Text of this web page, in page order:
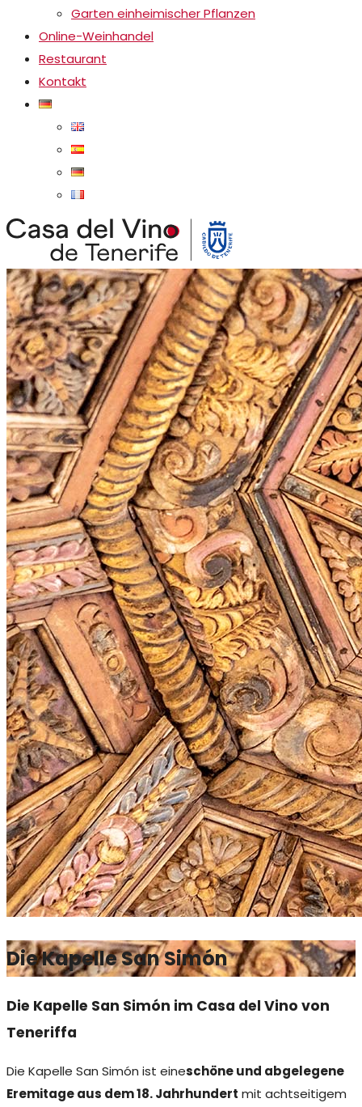
Garten einheimischer Pflanzen
Online-Weinhandel
Restaurant
Kontakt
Die Kapelle San Simón
Die Kapelle San Simón im Casa del Vino von
Teneriffa
Die Kapelle San Simón ist eineschöne und abgelegene
Eremitage aus dem 18. Jahrhundert mit achtseitigem